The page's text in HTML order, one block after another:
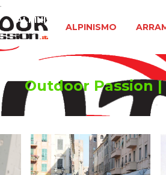
ALPINISMO
ALPINISMO
Outdoor Passion